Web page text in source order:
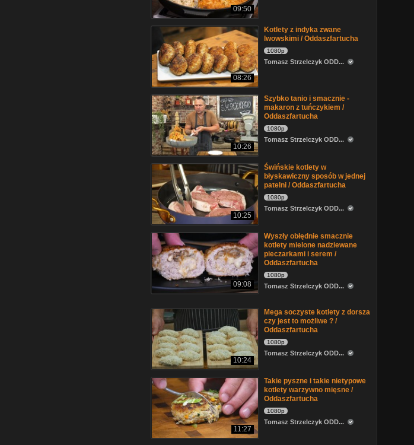
09:50
08:26
Kotlety z indyka zwane
lwowskimi / Oddaszfartucha
1080p
Tomasz Strzelczyk ODD...
10:26
Szybko tanio i smacznie -
makaron z tuńczykiem /
Oddaszfartucha
1080p
Tomasz Strzelczyk ODD...
10:25
Świńskie kotlety w
błyskawiczny sposób w jednej
patelni / Oddaszfartucha
1080p
Tomasz Strzelczyk ODD...
09:08
Wyszły obłędnie smacznie
kotlety mielone nadziewane
pieczarkami i serem /
Oddaszfartucha
1080p
Tomasz Strzelczyk ODD...
10:24
Mega soczyste kotlety z dorsza
czy jest to możliwe ? /
Oddaszfartucha
1080p
Tomasz Strzelczyk ODD...
11:27
Takie pyszne i takie nietypowe
kotlety warzywno mięsne /
Oddaszfartucha
1080p
Tomasz Strzelczyk ODD...